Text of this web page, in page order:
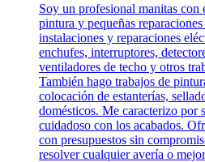
Soy un profesional manitas con
pintura y pequeñas
instalaciones y reparaciones
enchufes, interruptores,
ventiladores de techo y otros
También hago trabajos de
colocación de estanterías,
domésticos. Me caracterizo por
cuidadoso con los acabados.
con presupuestos sin
resolver cualquier avería o